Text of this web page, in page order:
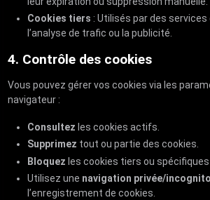
Cookies tiers : Utilisés par des
l’analyse de trafic ou la publicité.
4. Contrôle des cookies
Vous pouvez gérer vos cookies via les
navigateur :
Consultez les cookies actifs.
Supprimez tout ou partie des cookies.
Bloquez les cookies tiers ou spécifiques
Utilisez une navigation privée/incognito
l’enregistrement de cookies.